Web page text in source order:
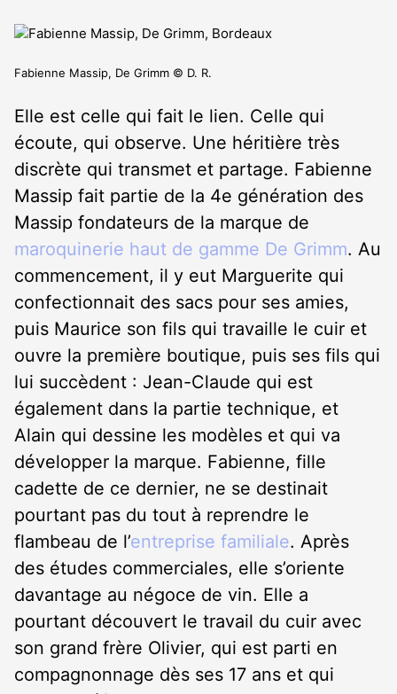
Fabienne Massip, De Grimm © D. R.
Elle est celle qui fait le lien. Celle qui
écoute, qui observe. Une héritière très
discrète qui transmet et partage. Fabienne
Massip fait partie de la 4e génération des
Massip fondateurs de la marque de
maroquinerie haut de gamme De Grimm. Au
commencement, il y eut Marguerite qui
confectionnait des sacs pour ses amies,
puis Maurice son fils qui travaille le cuir et
ouvre la première boutique, puis ses fils qui
lui succèdent : Jean-Claude qui est
également dans la partie technique, et
Alain qui dessine les modèles et qui va
développer la marque. Fabienne, fille
cadette de ce dernier, ne se destinait
pourtant pas du tout à reprendre le
flambeau de l’entreprise familiale. Après
des études commerciales, elle s’oriente
davantage au négoce de vin. Elle a
pourtant découvert le travail du cuir avec
son grand frère Olivier, qui est parti en
compagnonnage dès ses 17 ans et qui